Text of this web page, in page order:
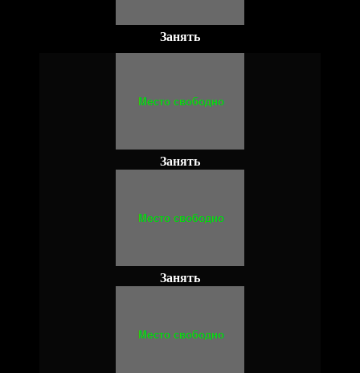
Занять
Занять
Занять